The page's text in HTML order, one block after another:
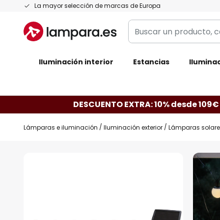
La mayor selección de marcas de Europa
Ir
contenido
Buscar
un
categoría,
Iluminación interior Estancias
DESCUENTO EXTRA: 10% desde
Lámparas e iluminación Iluminación exterior Lámparas